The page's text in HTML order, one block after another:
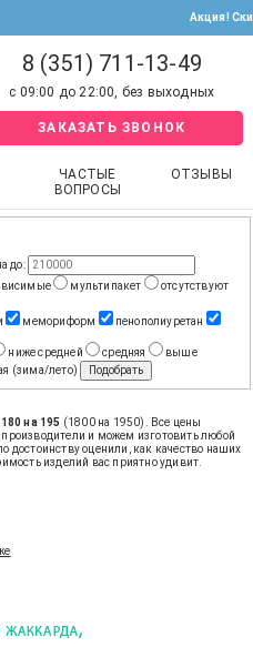
Акция!
ЧАСТЫЕ
ВОПРОСЫ
ОТЗЫВЫ
8 (351) 711-13-49
с 09:00 до 22:00, без выходных
ЗАКАЗАТЬ ЗВОНОК
до:
мультипакет
отсутствуют
мемориформ
пенополиуретан
ниже средней средняя
выше
(зима/лето) Подобрать
на 195 (1800 на 1950). Все цены
и можем изготовить любой
достоинству оценили, как качество наших
изделий вас приятно удивит.